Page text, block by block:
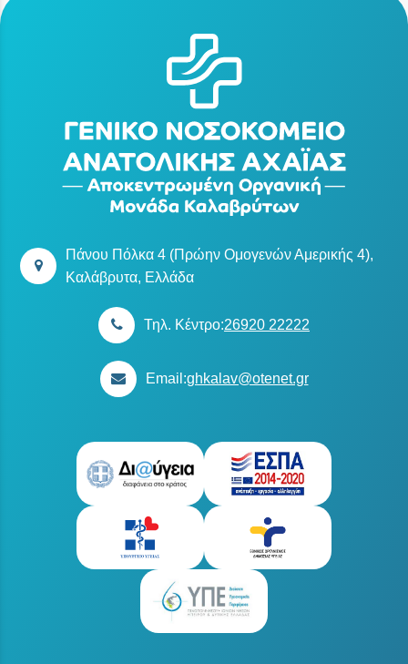
Πάνου Πόλκα 4 (Πρώην Ομογενών Αμερικής 4),
Καλάβρυτα, Ελλάδα
Τηλ. Κέντρο:26920 22222
Email:ghkalav@otenet.gr